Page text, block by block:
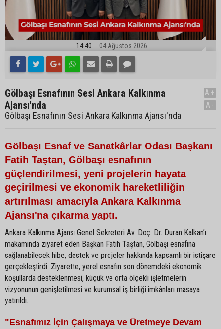
14:40 04 Ağustos 2026
Gölbaşı Esnafının Sesi Ankara Kalkınma
Ajansı'nda
Gölbaşı Esnafının Sesi Ankara Kalkınma Ajansı'nda
A+
A-
Gölbaşı Esnaf ve Sanatkârlar Odası Başkanı
Fatih Taştan, Gölbaşı esnafının
güçlendirilmesi, yeni projelerin hayata
geçirilmesi ve ekonomik hareketliliğin
artırılması amacıyla Ankara Kalkınma
Ajansı'na çıkarma yaptı.
Ankara Kalkınma Ajansı Genel Sekreteri Av. Doç. Dr. Duran Kalkan’ı
makamında ziyaret eden Başkan Fatih Taştan, Gölbaşı esnafına
sağlanabilecek hibe, destek ve projeler hakkında kapsamlı bir istişare
gerçekleştirdi. Ziyarette, yerel esnafın son dönemdeki ekonomik
koşullarda desteklenmesi, küçük ve orta ölçekli işletmelerin
vizyonunun genişletilmesi ve kurumsal iş birliği imkânları masaya
yatırıldı.
"Esnafımız İçin Çalışmaya ve Üretmeye Devam